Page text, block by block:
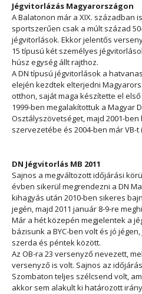
Jégvitorlázás Magyarországon
A Balatonon már a XIX. században
sportszerűen csak a múlt század
jégvitorlások. Ekkor jelentős
15 típusú két személyes
húsz egység állt rajthoz.
A DN típusú jégvitorlások a
elején kezdtek elterjedni
otthon, saját maga készítette el első
1999-ben megalakítottuk a Magyar
Osztályszövetséget, majd 2001-ben
szervezetébe és 2004-ben már VB-
DN Jégvitorlás MB 2011
Sajnos a megváltozott időjárási
évben sikerül megrendezni a DN
kihagyás után 2010-ben sikeres
jegén, majd 2011 január 8-9-re
Már a hét közepén megjelentek a
bázisunk a BYC-ben volt és jó
szerda és péntek között.
Az OB-ra 23 versenyző nevezett,
versenyző is volt. Sajnos az
Szombaton teljes szélcsend volt,
akkor sem alakult ki határozott